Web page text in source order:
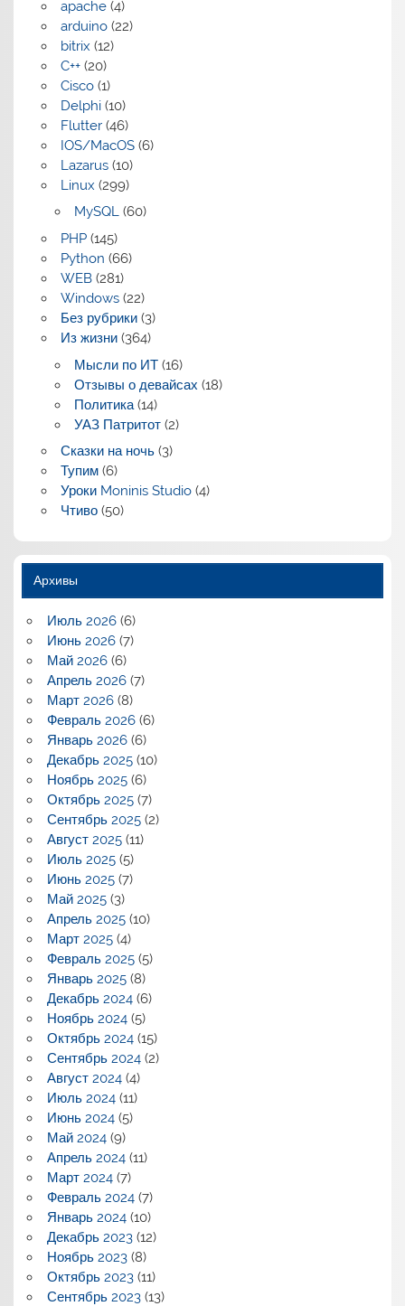
apache(4)
arduino(22)
bitrix (12)
C++(20)
Cisco(1)
Delphi(10)
Flutter(46)
IOS/MacOS(6)
Lazarus(10)
Linux (299)
MySQL(60)
PHP(145)
Python (66)
WEB(281)
Windows(22)
Без рубрики(3)
Из жизни(364)
Мысли по ИТ(16)
Отзывы о девайсах (18)
Политика(14)
УАЗ Патритот(2)
Сказки на ночь(3)
Тупим(6)
Уроки Moninis Studio(4)
Чтиво(50)
Архивы
Июль 2026(6)
Июнь 2026(7)
Май 2026(6)
Апрель 2026(7)
Март 2026(8)
Февраль 2026(6)
Январь 2026(6)
Декабрь 2025(10)
Ноябрь 2025(6)
Октябрь 2025(7)
Сентябрь 2025(2)
Август 2025(11)
Июль 2025(5)
Июнь 2025(7)
Май 2025(3)
Апрель 2025(10)
Март 2025(4)
Февраль 2025(5)
Январь 2025(8)
Декабрь 2024(6)
Ноябрь 2024(5)
Октябрь 2024(15)
Сентябрь 2024(2)
Август 2024(4)
Июль 2024(11)
Июнь 2024(5)
Май 2024(9)
Апрель 2024(11)
Март 2024(7)
Февраль 2024(7)
Январь 2024(10)
Декабрь 2023(12)
Ноябрь 2023(8)
Октябрь 2023(11)
Сентябрь 2023(13)